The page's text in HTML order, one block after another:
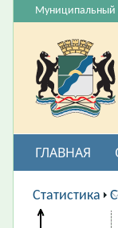
Муниципальный
ГЛАВНАЯ
ВАКАНСИИ
Статистика